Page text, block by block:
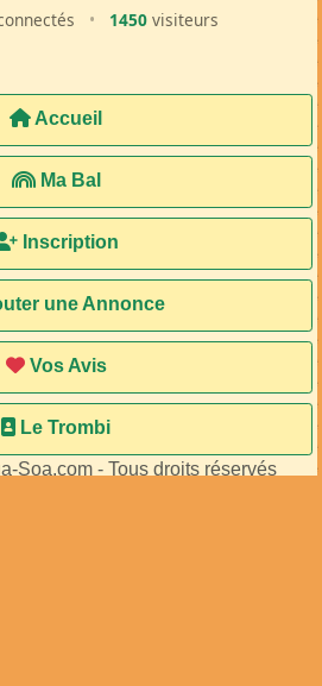
• 1450 visiteurs
Accueil
Ma Bal
Inscription
une Annonce
Vos Avis
Le Trombi
Soa.com - Tous droits réservés